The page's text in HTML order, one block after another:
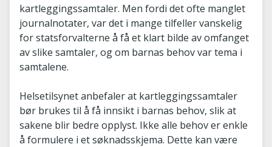
kartleggingssamtaler. Men fordi det ofte manglet
journalnotater, var det i mange tilfeller vanskelig
for statsforvalterne å få et klart bilde av omfanget
av slike samtaler, og om barnas behov var tema i
samtalene.
Helsetilsynet anbefaler at kartleggingssamtaler
bør brukes til å få innsikt i barnas behov, slik at
sakene blir bedre opplyst. Ikke alle behov er enkle
å formulere i et søknadsskjema. Dette kan være